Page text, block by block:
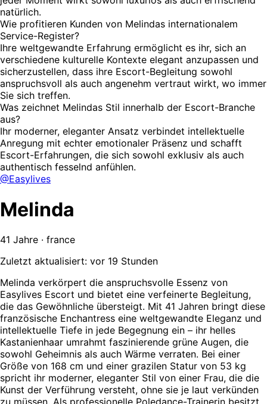
natürlich.
Wie profitieren Kunden von Melindas internationalem
Service-Register?
Ihre weltgewandte Erfahrung ermöglicht es ihr, sich an
verschiedene kulturelle Kontexte elegant anzupassen und
sicherzustellen, dass ihre Escort-Begleitung sowohl
anspruchsvoll als auch angenehm vertraut wirkt, wo immer
Sie sich treffen.
Was zeichnet Melindas Stil innerhalb der Escort-Branche
aus?
Ihr moderner, eleganter Ansatz verbindet intellektuelle
Anregung mit echter emotionaler Präsenz und schafft
Escort-Erfahrungen, die sich sowohl exklusiv als auch
authentisch fesselnd anfühlen.
@Easylives
Melinda
41 Jahre · france
Zuletzt aktualisiert: vor 19 Stunden
Melinda verkörpert die anspruchsvolle Essenz von
Easylives Escort und bietet eine verfeinerte Begleitung,
die das Gewöhnliche übersteigt. Mit 41 Jahren bringt diese
französische Enchantress eine weltgewandte Eleganz und
intellektuelle Tiefe in jede Begegnung ein – ihr helles
Kastanienhaar umrahmt faszinierende grüne Augen, die
sowohl Geheimnis als auch Wärme verraten. Bei einer
Größe von 168 cm und einer grazilen Statur von 53 kg
spricht ihr moderner, eleganter Stil von einer Frau, die die
Kunst der Verführung versteht, ohne sie je laut verkünden